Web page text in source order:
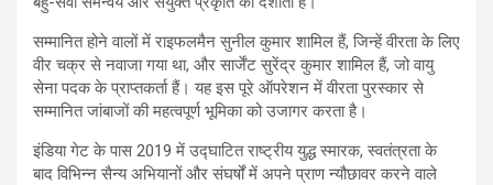
सम्मानित होने वालों में राइफलमैन सुनील कुमार शामिल हैं, जिन्हें वीरता के लिए
वीर चक्र से नवाजा गया था, और सार्जेंट सुरेंद्र कुमार शामिल हैं, जो वायु
सेना पदक के प्राप्तकर्ता हैं। यह इस पूरे ऑपरेशन में वीरता पुरस्कार से
सम्मानित जांबाजों की महत्वपूर्ण भूमिका को उजागर करता है।
इंडिया गेट के पास 2019 में उद्घाटित राष्ट्रीय युद्ध स्मारक, स्वतंत्रता के
बाद विभिन्न सैन्य अभियानों और संघर्षों में अपने प्राण न्यौछावर करने वाले